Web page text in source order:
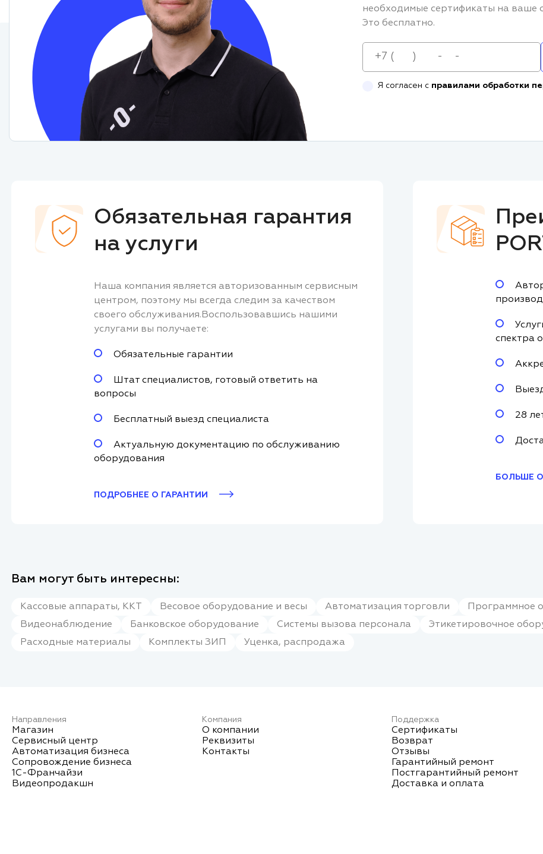
необходимые сертификаты на ваше
Это бесплатно.
Я согласен с правилами обработки
спектра
28
БОЛЬШЕ
Обязательная гарантия
на услуги
Наша компания является авторизованным сервисным
центром, поэтому мы всегда следим за качеством
своего обслуживания.Воспользовавшись нашими
услугами вы получаете:
Обязательные гарантии
Штат специалистов, готовый ответить на
вопросы
Бесплатный выезд специалиста
Актуальную документацию по обслуживанию
оборудования
ПОДРОБНЕЕ О ГАРАНТИИ
Вам могут быть интересны:
Кассовые аппараты, ККТ Весовое оборудование и весы Автоматизация торговли Программное
Видеонаблюдение
Банковское оборудование Системы вызова персонала Этикетировочное
Расходные материалы
Комплекты ЗИП Уценка, распродажа
Направления
Магазин
Сервисный центр
Автоматизация бизнеса
Сопровождение бизнеса
1С-Франчайзи
Видеопродакшн
Компания
О компании
Реквизиты
Контакты
Поддержка
Сертификаты
Возврат
Отзывы
Гарантийный ремонт
Постгарантийный ремонт
Доставка и оплата